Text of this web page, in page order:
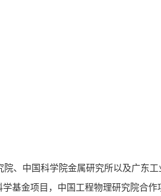
、中国科学院金属研究所以及广东
基金项目，中国工程物理研究院合